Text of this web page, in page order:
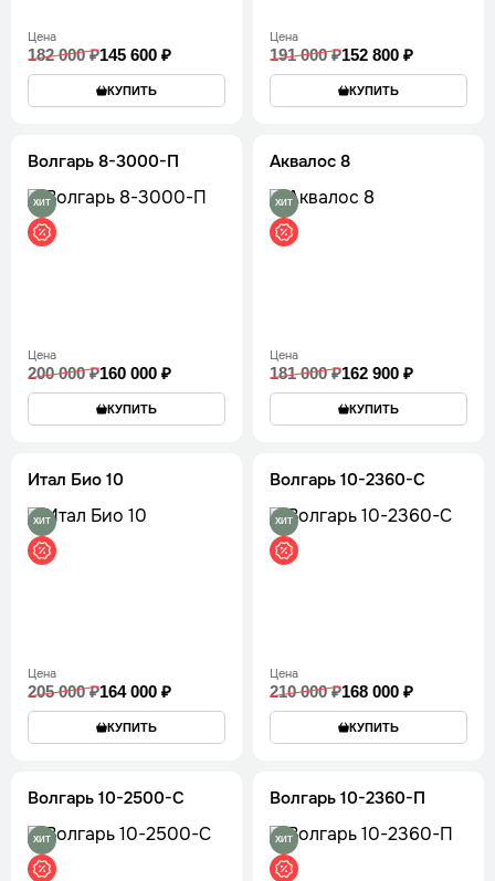
Цена
182 000 ₽145 600 ₽
КУПИТЬ
Цена
191 000 ₽152 800 ₽
КУПИТЬ
Волгарь 8-3000-П
ХИТ
Цена
200 000 ₽160 000 ₽
КУПИТЬ
Аквалос 8
ХИТ
Цена
181 000 ₽162 900 ₽
КУПИТЬ
Итал Био 10
ХИТ
Цена
205 000 ₽164 000 ₽
КУПИТЬ
Волгарь 10-2360-С
ХИТ
Цена
210 000 ₽168 000 ₽
КУПИТЬ
Волгарь 10-2500-С
ХИТ
Волгарь 10-2360-П
ХИТ